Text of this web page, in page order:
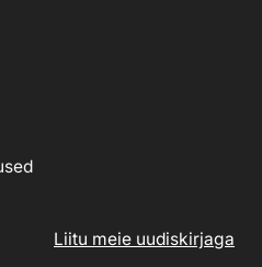
Liitu meie uudiskirjaga